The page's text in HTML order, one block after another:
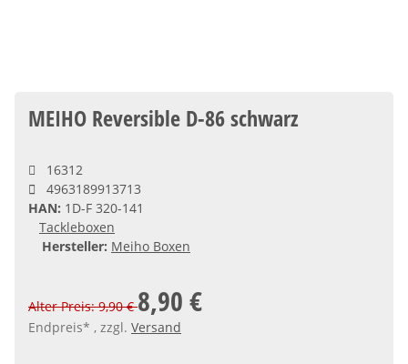
MEIHO Reversible D-86 schwarz
16312
4963189913713
HAN: 1D-F 320-141
Tackleboxen
Hersteller: Meiho Boxen
Alter Preis: 9,90 €8,90 €
Endpreis* , zzgl. Versand